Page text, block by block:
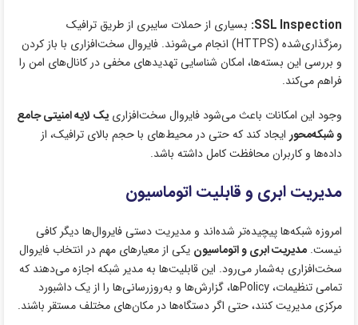
SSL Inspection: بسیاری از حملات سایبری از طریق ترافیک
رمزگذاری‌شده (HTTPS) انجام می‌شوند. فایروال سخت‌افزاری با باز کردن
و بررسی این بسته‌ها، امکان شناسایی تهدیدهای مخفی در کانال‌های امن را
فراهم می‌کند.
وجود این امکانات باعث می‌شود فایروال سخت‌افزاری یک لایه امنیتی جامع
و شبکه‌محور ایجاد کند که حتی در محیط‌های با حجم بالای ترافیک، از
داده‌ها و کاربران محافظت کامل داشته باشد.
مدیریت ابری و قابلیت اتوماسیون
امروزه شبکه‌ها پیچیده‌تر شده‌اند و مدیریت دستی فایروال‌ها دیگر کافی
نیست. مدیریت ابری و اتوماسیون یکی از معیارهای مهم در انتخاب فایروال
سخت‌افزاری به‌شمار می‌رود. این قابلیت‌ها به مدیر شبکه اجازه می‌دهند که
تمامی تنظیمات، Policyها، گزارش‌ها و به‌روزرسانی‌ها را از یک داشبورد
مرکزی مدیریت کنند، حتی اگر دستگاه‌ها در مکان‌های مختلف مستقر باشند.